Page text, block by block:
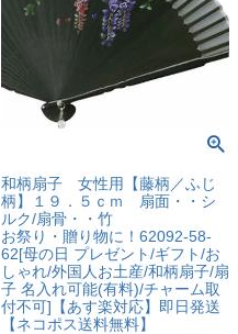
和柄扇子 女性用【藤柄／ふじ
柄】１９．５ｃｍ 扇面・・シ
ルク/扇骨・・竹
お祭り・贈り物に！62092-58-
62[母の日 プレゼント/ギフト/お
しゃれ/外国人お土産/和柄扇子/扇
子 名入れ可能(有料)/チャーム取
付不可]【あす楽対応】即日発送
【ネコポス送料無料】